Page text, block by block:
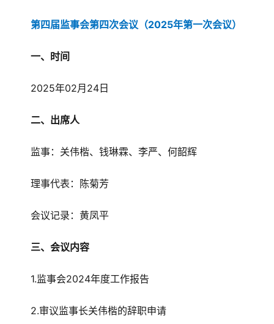
第四届监事会第四次会议（2025年第一次会议）
一、时间
2025年02月24日
二、出席人
监事：关伟楷、钱琳霖、李严、何韶辉
理事代表：陈菊芳
会议记录：黄凤平
三、会议内容
1.监事会2024年度工作报告
2.审议监事长关伟楷的辞职申请